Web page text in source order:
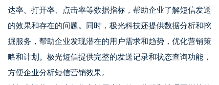
达率、打开率、点击率等数据指标，帮助企业了解短信发送
的效果和存在的问题。同时，极光科技还提供数据分析和挖
掘服务，帮助企业发现潜在的用户需求和趋势，优化营销策
略和计划。极光短信提供完整的发送记录和状态查询功能，
方便企业分析短信营销效果。